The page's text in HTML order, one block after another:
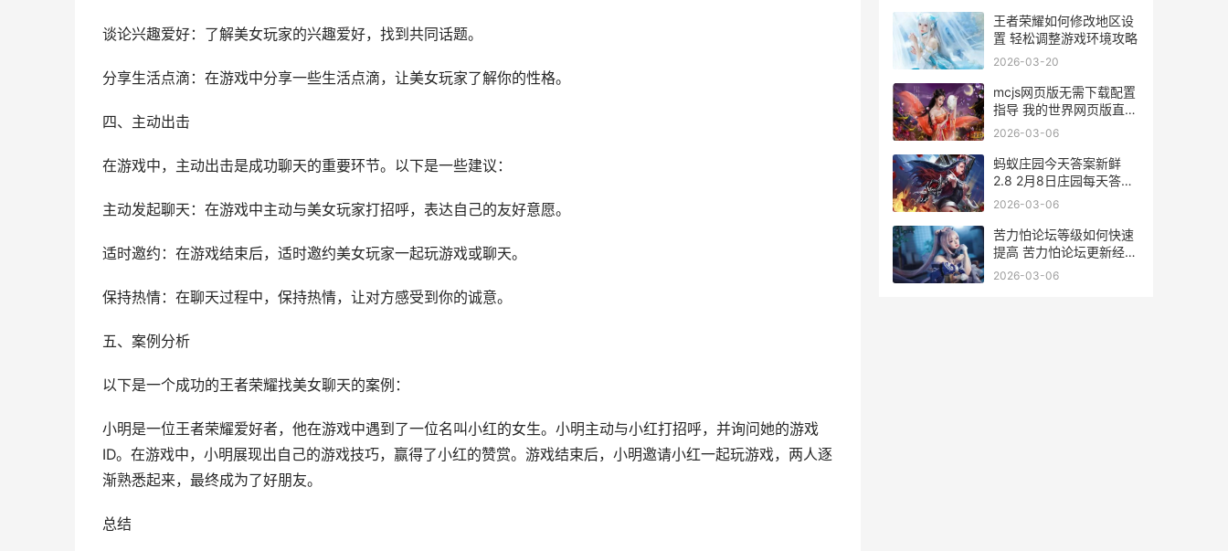
谈论兴趣爱好：了解美女玩家的兴趣爱好，找到共同话题。
分享生活点滴：在游戏中分享一些生活点滴，让美女玩家了解你的性格。
四、主动出击
在游戏中，主动出击是成功聊天的重要环节。以下是一些建议：
主动发起聊天：在游戏中主动与美女玩家打招呼，表达自己的友好意愿。
适时邀约：在游戏结束后，适时邀约美女玩家一起玩游戏或聊天。
保持热情：在聊天过程中，保持热情，让对方感受到你的诚意。
五、案例分析
以下是一个成功的王者荣耀找美女聊天的案例：
小明是一位王者荣耀爱好者，他在游戏中遇到了一位名叫小红的女生。小明主动与小红打招呼，并询问她的游戏
ID。在游戏中，小明展现出自己的游戏技巧，赢得了小红的赞赏。游戏结束后，小明邀请小红一起玩游戏，两人逐
渐熟悉起来，最终成为了好朋友。
总结
王者荣耀如何修改地区设
置 轻松调整游戏环境攻略
2026-03-20
mcjs网页版无需下载配置
指导 我的世界网页版直接
玩手机版大全
2026-03-06
蚂蚁庄园今天答案新鲜
2.8 2月8日庄园每天答题
答案 蚂蚁庄园今天答案最
2026-03-06
苦力怕论坛等级如何快速
提高 苦力怕论坛更新经验
同享【宝典】 苦力怕论坛
2026-03-06